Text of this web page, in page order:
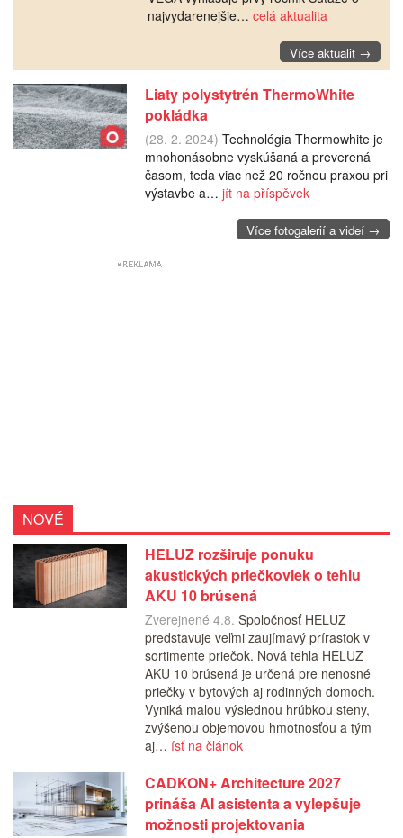
najvydarenejšie…celá aktualita
Více aktualit →
Liaty polystytrén ThermoWhite
pokládka
(28. 2. 2024) Technológia Thermowhite je
mnohonásobne vyskúšaná a preverená
časom, teda viac než 20 ročnou praxou pri
výstavbe a… jít na příspěvek
Více fotogalerií a videí →
NOVÉ
HELUZ rozširuje ponuku
akustických priečkoviek o tehlu
AKU 10 brúsená
Zverejnené 4.8. Spoločnosť HELUZ
predstavuje veľmi zaujímavý prírastok v
sortimente priečok. Nová tehla HELUZ
AKU 10 brúsená je určená pre nenosné
priečky v bytových aj rodinných domoch.
Vyniká malou výslednou hrúbkou steny,
zvýšenou objemovou hmotnosťou a tým
aj… ísť na článok
CADKON+ Architecture 2027
prináša AI asistenta a vylepšuje
možnosti projektovania